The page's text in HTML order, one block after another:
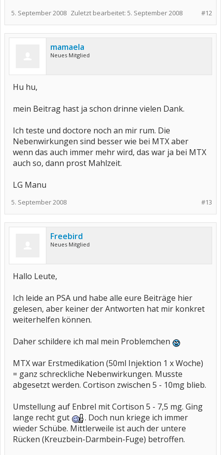
#12
5. September 2008 Zuletzt bearbeitet: 5. September 2008
mamaela
Neues Mitglied
Hu hu,
mein Beitrag hast ja schon drinne vielen Dank.
Ich teste und doctore noch an mir rum. Die
Nebenwirkungen sind besser wie bei MTX aber
wenn das auch immer mehr wird, das war ja bei MTX
auch so, dann prost Mahlzeit.
LG Manu
#13
5. September 2008
Freebird
Neues Mitglied
Hallo Leute,
Ich leide an PSA und habe alle eure Beiträge hier
gelesen, aber keiner der Antworten hat mir konkret
weiterhelfen können.
Daher schildere ich mal mein Problemchen
MTX war Erstmedikation (50ml Injektion 1 x Woche)
= ganz schreckliche Nebenwirkungen. Musste
abgesetzt werden. Cortison zwischen 5 - 10mg blieb.
Umstellung auf Enbrel mit Cortison 5 - 7,5 mg. Ging
lange recht gut
. Doch nun kriege ich immer
wieder Schübe. Mittlerweile ist auch der untere
Rücken (Kreuzbein-Darmbein-Fuge) betroffen.